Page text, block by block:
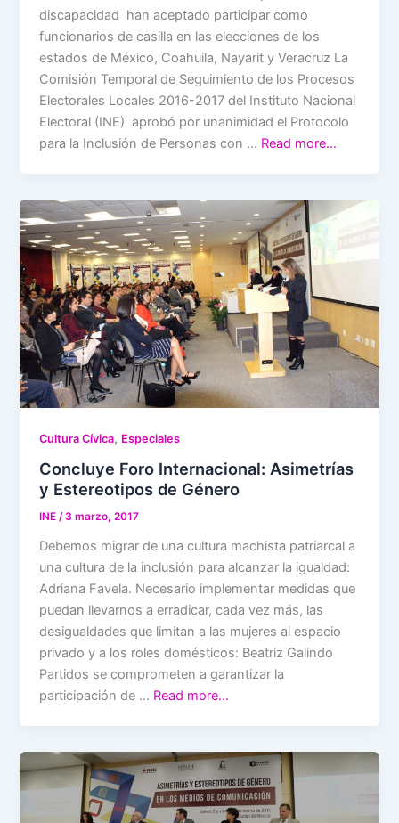
discapacidad han aceptado participar como
funcionarios de casilla en las elecciones de los
estados de México, Coahuila, Nayarit y Veracruz La
Comisión Temporal de Seguimiento de los Procesos
Electorales Locales 2016-2017 del Instituto Nacional
Electoral (INE) aprobó por unanimidad el Protocolo
para la Inclusión de Personas con … Read more…
Cultura Cívica, Especiales
Concluye Foro Internacional: Asimetrías
y Estereotipos de Género
INE/3 marzo, 2017
Debemos migrar de una cultura machista patriarcal a
una cultura de la inclusión para alcanzar la igualdad:
Adriana Favela. Necesario implementar medidas que
puedan llevarnos a erradicar, cada vez más, las
desigualdades que limitan a las mujeres al espacio
privado y a los roles domésticos: Beatriz Galindo
Partidos se comprometen a garantizar la
participación de … Read more…